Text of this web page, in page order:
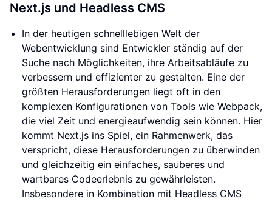
Next.js und Headless CMS
In der heutigen schnelllebigen Welt der
Webentwicklung sind Entwickler ständig auf der
Suche nach Möglichkeiten, ihre Arbeitsabläufe zu
verbessern und effizienter zu gestalten. Eine der
größten Herausforderungen liegt oft in den
komplexen Konfigurationen von Tools wie Webpack,
die viel Zeit und energieaufwendig sein können. Hier
kommt Next.js ins Spiel, ein Rahmenwerk, das
verspricht, diese Herausforderungen zu überwinden
und gleichzeitig ein einfaches, sauberes und
wartbares Codeerlebnis zu gewährleisten.
Insbesondere in Kombination mit Headless CMS